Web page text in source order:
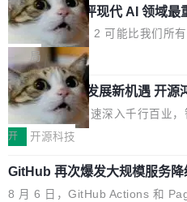
功率段机身尺寸十分紧凑的1600W
巧机身有效提升市面主流标准A...
业化营销服务的需求从未如此迫切
的同时,服务商的竞争逻辑正在改
Agency年度合辑的观察指出,“产品
者最近的载体,在整个品牌营销层面
高了。全域营销服务商的竞争正在
度,案例厚度、全域覆盖、多线协
n 这条推文引发了广泛讨论。他不
话，他是说出了一个圈内人尽皆知
破的事实。 Jordan 随后补充了一
「我不认为这些会议上大部分论文
或造假。问题是，作为读者，如果
看起来最令人兴奋的论文，那它们
度宣传的。」 这才是真正的痛点。
都有问题，是最吸引眼球的那批论
他引用的帖子来自 Mathew Shen
026 的读者：「看了篇 ...
xAI 前工程师评现代 AI 领域最
3 开源项目
Flash Attention 2 可能比我们所
这句话不是来自某个技术博客，而
Pham 的一条推文。Hieu Pham
的早期工程师之一，在 Grok 训练
工作过。近日他在 X 上发了一条帖
认为现代 AI 领域最重要的三个开
理由很具体。FA 系列不需要解释
认为最重要的一个——复杂度恰到
局
共商智能硬件发展新机遇 开源
硬件开发者日杭州站即将举行
随着万物智联加速深入千行百业
单点设备迈向智能化、网联化、协
鸿蒙通过统一技术底座和分布式能
型智能设备的开发、连接与互联提
开 开源科技
GitHub 再次爆发大规模服务降
8 月 6 日，GitHub Actions 和